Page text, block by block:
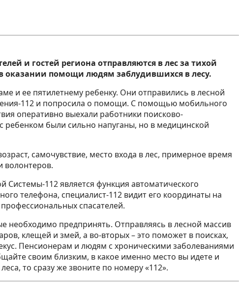
и гостей региона отправляются в лес за тихой
оказании помощи людям заблудившихся в лесу.
и ее пятилетнему ребенку. Они отправились в лесной
112 и попросила о помощи. С помощью мобильного
оперативно выехали работники поисково-
были сильно напуганы, но в медицинской
самочувствие, место входа в лес, примерное время
волонтеров.
112 является функция автоматического
телефона, специалист-112 видит его координаты на
спасателей.
необходимо предпринять. Отправляясь в лесной массив
клещей и змей, а во-вторых – это поможет в поисках,
Пенсионерам и людям с хроническими заболеваниями
своим близким, в какое именно место вы идете и
то сразу же звоните по номеру «112».